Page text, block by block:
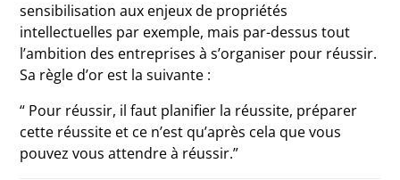
sensibilisation aux enjeux de propriétés
intellectuelles par exemple, mais par-dessus tout
l’ambition des entreprises à s’organiser pour réussir.
Sa règle d’or est la suivante :
“ Pour réussir, il faut planifier la réussite, préparer
cette réussite et ce n’est qu’après cela que vous
pouvez vous attendre à réussir.”